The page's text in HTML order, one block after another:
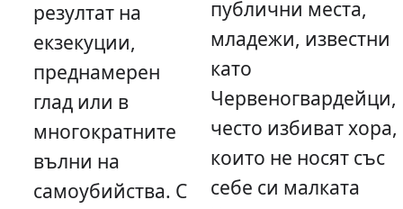
резултат на
екзекуции,
преднамерен
глад или в
многократните
вълни на
самоубийства. С
публични места,
младежи, известни
като
Червеногвардейци,
често избиват хора,
които не носят със
себе си малката